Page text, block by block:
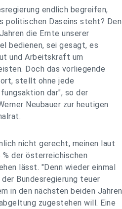
endlich begreifen,
politischen Daseins steht? Den
die Ernte unserer
bedienen, sei gesagt, es
und Arbeitskraft um
Doch das vorliegende
stellt ohne jede
dar", so der
Neubauer zur heutigen
nicht gerecht, meinen laut
der österreichischen
lässt. "Denn wieder einmal
Bundesregierung teuer
in den nächsten beiden Jahren
zugestehen will. Eine